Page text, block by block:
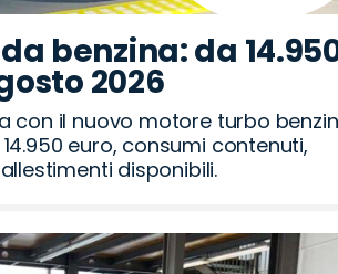
benzina: da
2026
con il nuovo motore turbo
euro, consumi contenuti,
disponibili.